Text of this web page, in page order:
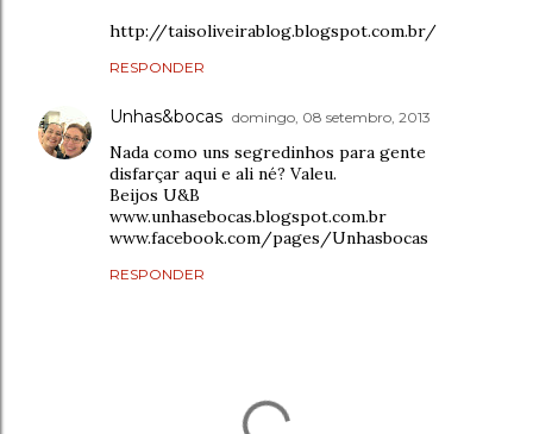
http://taisoliveirablog.blogspot.com.br/
RESPONDER
Unhas&bocas domingo, 08 setembro, 2013
Nada como uns segredinhos para gente
disfarçar aqui e ali né? Valeu.
Beijos U&B
www.unhasebocas.blogspot.com.br
www.facebook.com/pages/Unhasbocas
RESPONDER